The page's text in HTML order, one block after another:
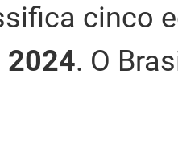
cinco
2024. O